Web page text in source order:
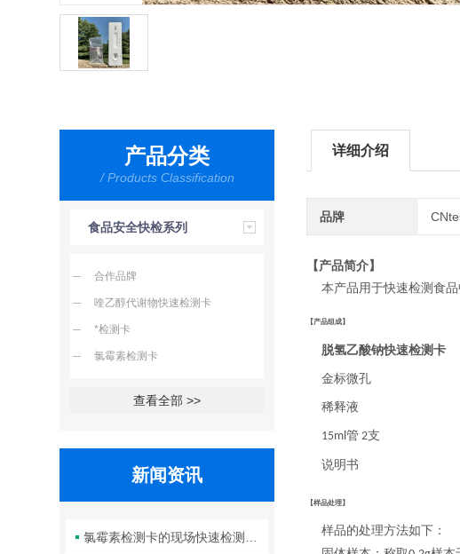
产品分类
/ Products Classification
食品安全快检系列
合作品牌
喹乙醇代谢物快速检测卡
*检测卡
氯霉素检测卡
查看全部 >>
新闻资讯
详细介绍
品牌
【产品简介】
本产品用于快速检测食
【产品组成】
脱氢乙酸钠快速检测卡
金标微孔
稀释液
15ml管 2支
说明书
【样品处理】
样品的处理方法如下：